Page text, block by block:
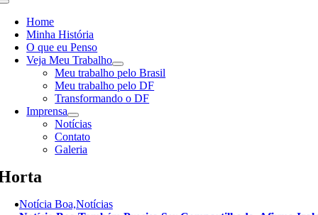
Toggle
NavigationHome
Minha História
O que eu Penso
Veja Meu Trabalho
Meu trabalho pelo Brasil
Meu trabalho pelo DF
Transformando o DF
Imprensa
Notícias
Contato
Galeria
Notícia Boa,Notícias